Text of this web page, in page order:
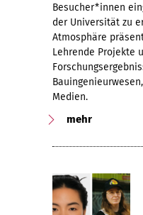
Besucher*innen
der Universität zu
Atmosphäre
Lehrende Projekte
Medien.
mehr